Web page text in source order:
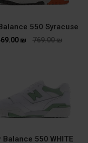
550 Syracuse
769.00₪
₪
Balance 550 WHITE